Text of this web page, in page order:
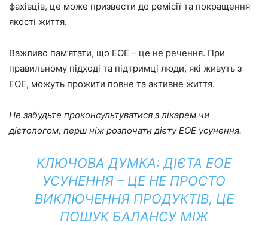
фахівців, це може призвести до ремісії та покращення
якості життя.
Важливо пам’ятати, що EOE – це не речення. При
правильному підході та підтримці люди, які живуть з
EOE, можуть прожити повне та активне життя.
Не забудьте проконсультуватися з лікарем чи
дієтологом, перш ніж розпочати дієту EOE усунення.
КЛЮЧОВА ДУМКА:ДІЄТА EOE
УСУНЕННЯ – ЦЕ НЕ ПРОСТО
ВИКЛЮЧЕННЯ ПРОДУКТІВ, ЦЕ
ПОШУК БАЛАНСУ МІЖ